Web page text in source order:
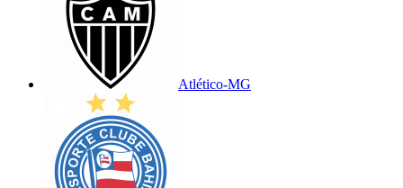
Atlético-MG